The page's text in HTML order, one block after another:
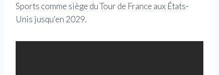
Sports comme siège du Tour de France aux États-
Unis jusqu'en 2029.